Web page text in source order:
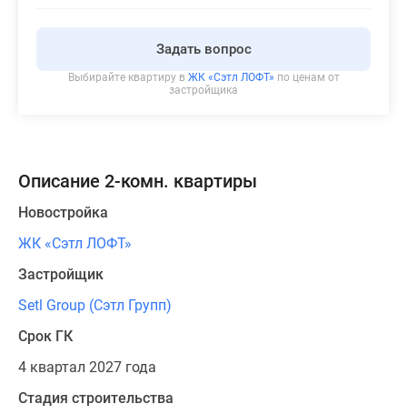
Задать вопрос
Выбирайте квартиру в ЖК «Сэтл ЛОФТ» по ценам от
застройщика
Описание 2-комн. квартиры
Новостройка
ЖК «Сэтл ЛОФТ»
Застройщик
Setl Group (Сэтл Групп)
Срок ГК
4 квартал 2027 года
Стадия строительства